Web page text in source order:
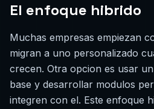
El enfoque hibrido
Muchas empresas empiezan
migran a uno personalizado
crecen. Otra opcion es usar
base y desarrollar modulos
integren con el. Este enfoque